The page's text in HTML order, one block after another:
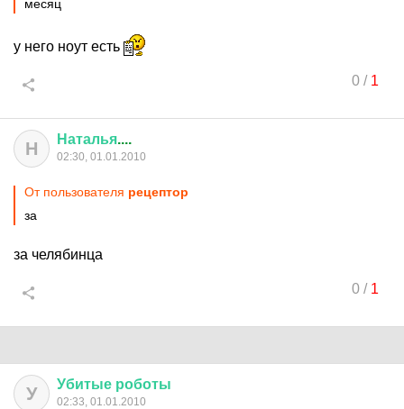
месяц
у него ноут есть
0/ 1
Н Наталья....
02:30, 01.01.2010
От пользователя рецептор
за
за челябинца
0/ 1
У Убитые роботы
02:33, 01.01.2010